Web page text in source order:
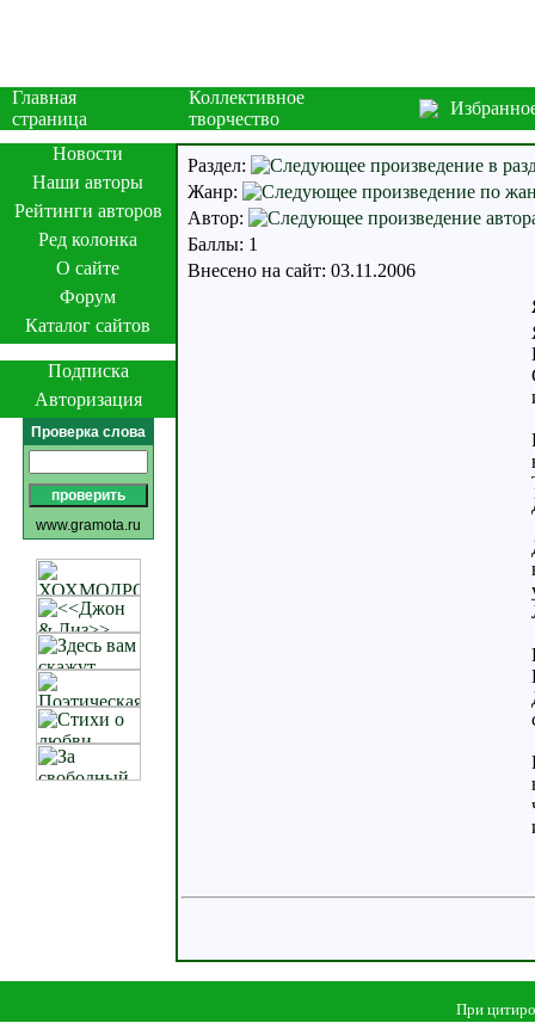
Главная
страница
Коллективное
творчество
Новости
Наши авторы
Рейтинги авторов
Ред колонка
О сайте
Форум
Каталог сайтов
Подписка
Авторизация
Проверка слова
www.gramota.ru
Раздел:
Жанр:
Автор:
Баллы: 1
Внесено на сайт: 03.11.2006
При